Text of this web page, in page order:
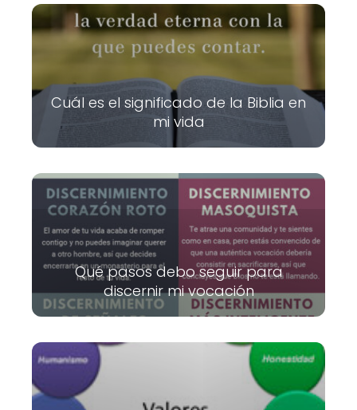
Cuál es el significado de la Biblia en
mi vida
Qué pasos debo seguir para
discernir mi vocación